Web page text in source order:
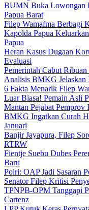
BUMN Buka Lowongan
Papua Barat
Filep Wamafma Berbagi
Kapolda Papua
Papua
Heran Kasus Dugaan
Evaluasi
Pemerintah Cabut
Analisis BMKG Jelaskan
6 Fakta Menarik Filep
Luar Biasa! Pemain Asli
Mantan Pejabat Pemprov
BMKG Ingatkan Curah
Januari
Banjir Jayapura, Filep
RTRW
Fientje Suebu Dubes
Baru
Polri: OAP Jadi Sasaran
Senator Filep Kritisi
TPNPB-OPM Tanggapi
Cartenz